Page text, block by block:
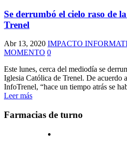
Se derrumbó el cielo raso de
Trenel
Abr 13, 2020 IMPACTO
MOMENTO 0
Este lunes, cerca del mediodía se
Iglesia Católica de Trenel. De acuerdo
InfoTrenel, “hace un tiempo atrás se
Leer más
Farmacias de turno